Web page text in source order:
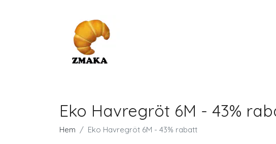
Eko Havregröt 6M - 43%
Hem Eko Havregröt 6M - 43% rabatt